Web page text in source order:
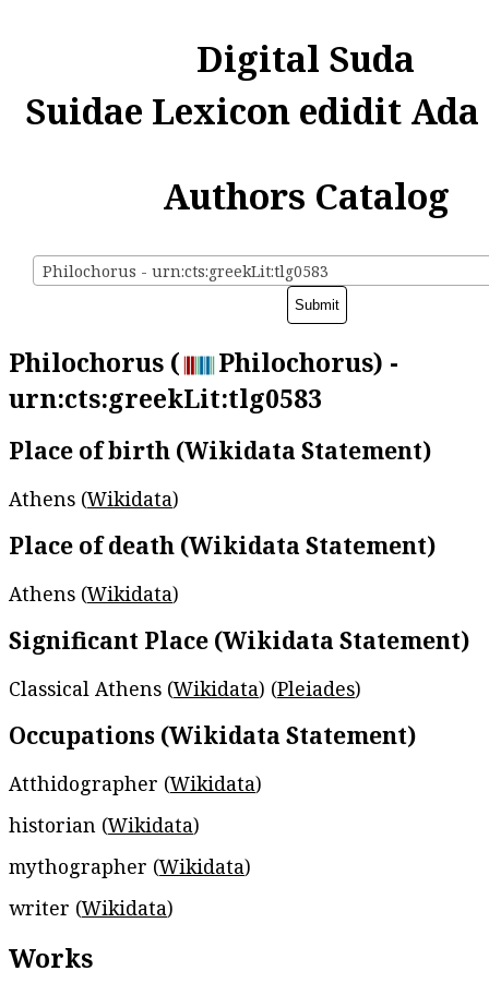
Digital Suda
Suidae Lexicon edidit
Authors Catalog
Philochorus - urn:cts:greekLit:tlg0583
Philochorus (
Philochorus) -
urn:cts:greekLit:tlg0583
Place of birth (Wikidata Statement)
Athens (Wikidata)
Place of death (Wikidata Statement)
Athens (Wikidata)
Significant Place (Wikidata Statement)
Classical Athens (Wikidata) (Pleiades)
Occupations (Wikidata Statement)
Atthidographer (Wikidata)
historian (Wikidata)
mythographer (Wikidata)
writer (Wikidata)
Works